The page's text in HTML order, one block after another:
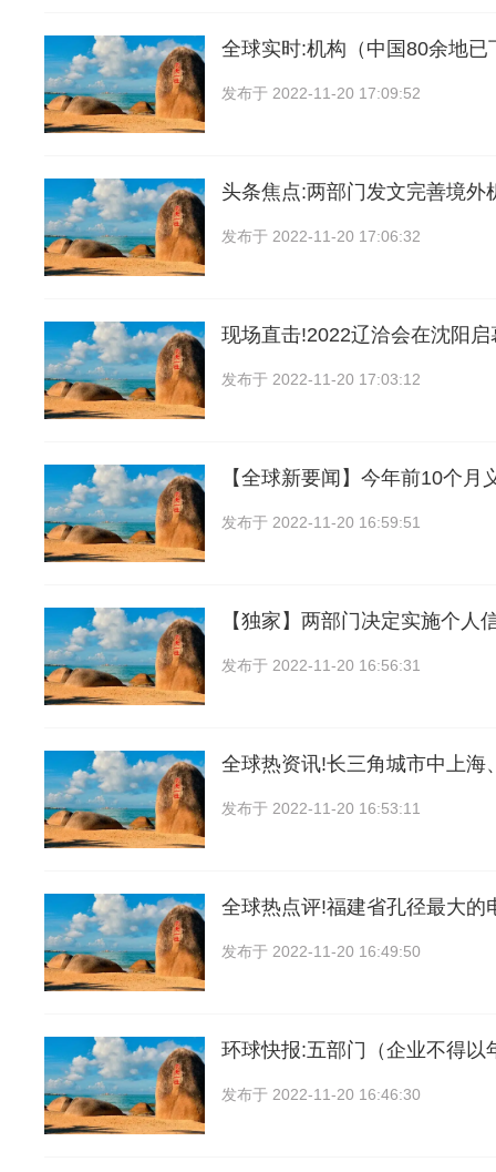
全球实时:机构（中国80余地已
发布于 2022-11-20 17:09:52
头条焦点:两部门发文完善境外
发布于 2022-11-20 17:06:32
现场直击!2022辽洽会在沈阳
发布于 2022-11-20 17:03:12
【全球新要闻】今年前10个月
发布于 2022-11-20 16:59:51
【独家】两部门决定实施个人
发布于 2022-11-20 16:56:31
全球热资讯!长三角城市中上海
发布于 2022-11-20 16:53:11
全球热点评!福建省孔径最大的
发布于 2022-11-20 16:49:50
环球快报:五部门（企业不得以
发布于 2022-11-20 16:46:30